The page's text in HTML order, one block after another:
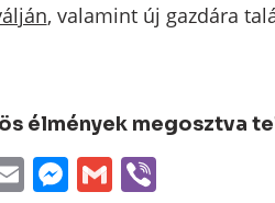
, valamint új gazdára
élmények megosztva
EmailMessenger
GmailViber